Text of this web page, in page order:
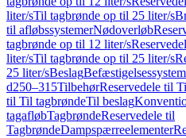
liter/sTil tagbrønde op til 25 liter/s
til afløbssystemerNødoverløb
tagbrønde op til 12 liter/s
liter/sTil tagbrønde op til 25 liter/s
25 liter/sBeslag
d250–315TilbehørReservedele til
til Til tagbrøndeTil beslag
tagafløbTagbrøndeReservedele til
TagbrøndeDampspærreelementer